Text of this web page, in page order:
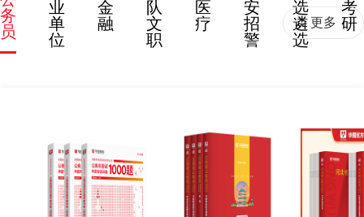
务
员
业
单
位
金
融
队
文
职
医
疗
安
招
警
选
遴
选
考
研
更多